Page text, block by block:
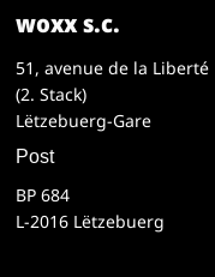
woxx s.c.
51, avenue de la Liberté
(2. Stack)
Lëtzebuerg-Gare
Post
BP 684
L-2016 Lëtzebuerg